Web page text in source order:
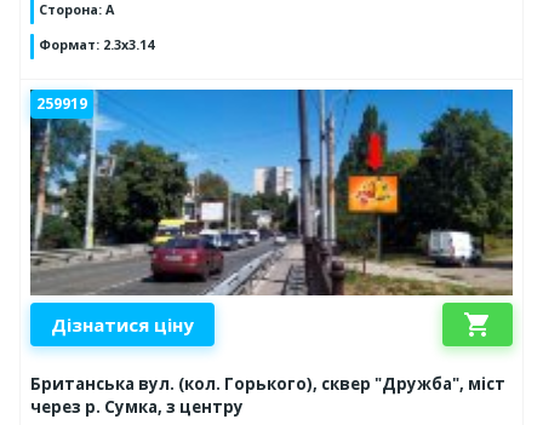
Сторона: A
Формат: 2.3x3.14
259919
Дізнатися ціну shopping_cart
Британська вул. (кол. Горького), сквер "Дружба", міст
через р. Сумка, з центру